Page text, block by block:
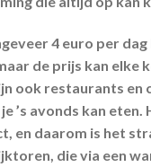
4 euro per
de prijs kan elke
ook restaurants en
’s avonds kan eten.
en daarom is het
die via een